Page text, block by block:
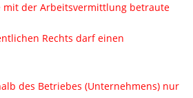
mit der Arbeitsvermittlung betraute
Rechts darf einen
des Betriebes (Unternehmens) nur